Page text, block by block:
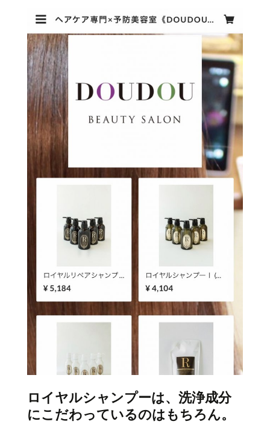
ロイヤルシャンプーは、洗浄成分
にこだわっているのはもちろん。